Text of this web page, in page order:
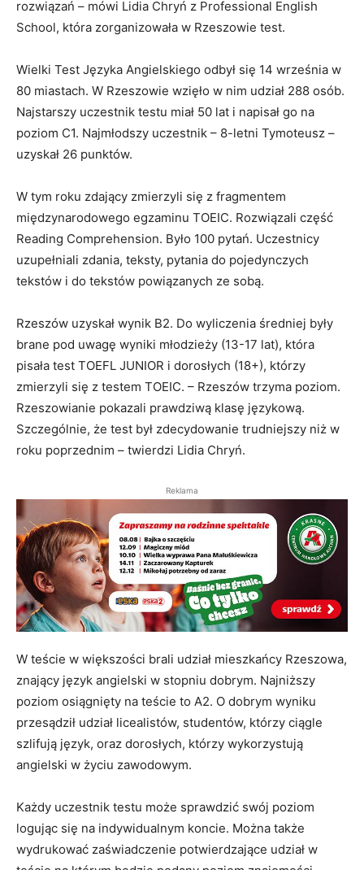
rozwiązań – mówi Lidia Chryń z Professional English
School, która zorganizowała w Rzeszowie test.
Wielki Test Języka Angielskiego odbył się 14 września w
80 miastach. W Rzeszowie wzięło w nim udział 288 osób.
Najstarszy uczestnik testu miał 50 lat i napisał go na
poziom C1. Najmłodszy uczestnik – 8-letni Tymoteusz –
uzyskał 26 punktów.
W tym roku zdający zmierzyli się z fragmentem
międzynarodowego egzaminu TOEIC. Rozwiązali część
Reading Comprehension. Było 100 pytań. Uczestnicy
uzupełniali zdania, teksty, pytania do pojedynczych
tekstów i do tekstów powiązanych ze sobą.
Rzeszów uzyskał wynik B2. Do wyliczenia średniej były
brane pod uwagę wyniki młodzieży (13-17 lat), która
pisała test TOEFL JUNIOR i dorosłych (18+), którzy
zmierzyli się z testem TOEIC. – Rzeszów trzyma poziom.
Rzeszowianie pokazali prawdziwą klasę językową.
Szczególnie, że test był zdecydowanie trudniejszy niż w
roku poprzednim – twierdzi Lidia Chryń.
Reklama
W teście w większości brali udział mieszkańcy Rzeszowa,
znający język angielski w stopniu dobrym. Najniższy
poziom osiągnięty na teście to A2. O dobrym wyniku
przesądził udział licealistów, studentów, którzy ciągle
szlifują język, oraz dorosłych, którzy wykorzystują
angielski w życiu zawodowym.
Każdy uczestnik testu może sprawdzić swój poziom
logując się na indywidualnym koncie. Można także
wydrukować zaświadczenie potwierdzające udział w